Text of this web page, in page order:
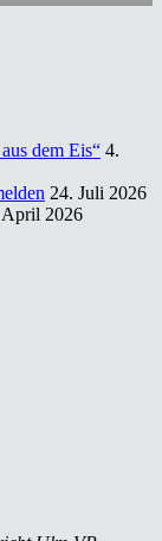
dem Eis“ 4.
24. Juli 2026
April 2026